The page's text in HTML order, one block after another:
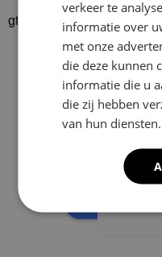
gtrspvjgtroijvghtrs
Klusbedrijf CG
Company
4.9
powered by g
Donald Vossen
verkeer te
informatie over
met onze
die deze kunnen
informatie die u
die zij hebben
van hun diensten.